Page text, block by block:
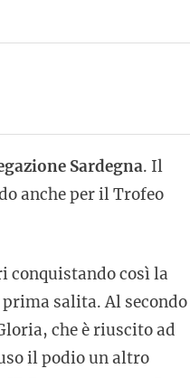
Sardegna. Il
anche per il Trofeo
conquistando così la
salita. Al secondo
che è riuscito ad
il podio un altro